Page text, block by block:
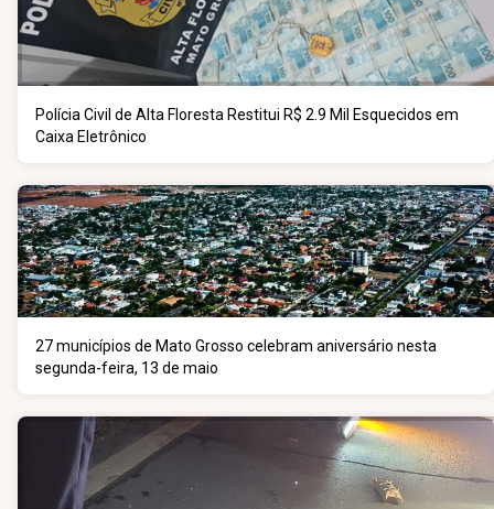
Polícia Civil de Alta Floresta Restitui R$ 2.9 Mil Esquecidos em
Caixa Eletrônico
27 municípios de Mato Grosso celebram aniversário nesta
segunda-feira, 13 de maio